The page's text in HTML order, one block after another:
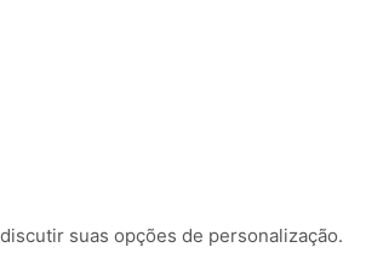
suas opções de personalização.